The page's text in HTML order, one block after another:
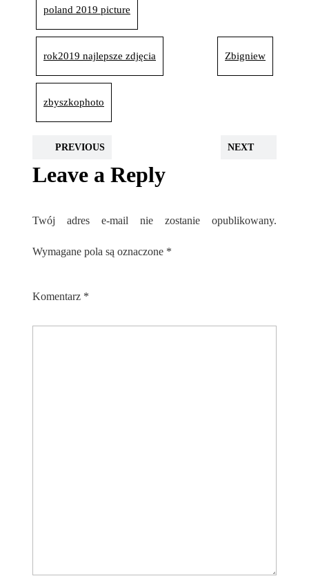
poland 2019 picture
rok2019 najlepsze zdjęcia Zbigniew
zbyszkophoto
PREVIOUS NEXT
Leave a Reply
Twój adres e-mail nie zostanie opublikowany.
Wymagane pola są oznaczone *
Komentarz *